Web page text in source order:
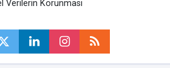
Verilerin Korunması